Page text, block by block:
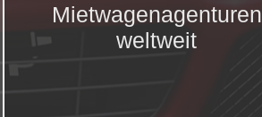
Mietwagenagenturen
weltweit